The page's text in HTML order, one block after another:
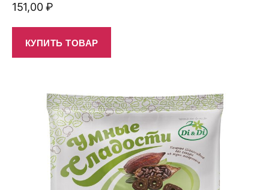
151,00₽
КУПИТЬ ТОВАР